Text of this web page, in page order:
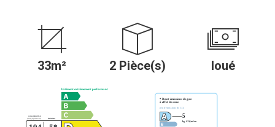
33m² 2 Pièce(s) loué